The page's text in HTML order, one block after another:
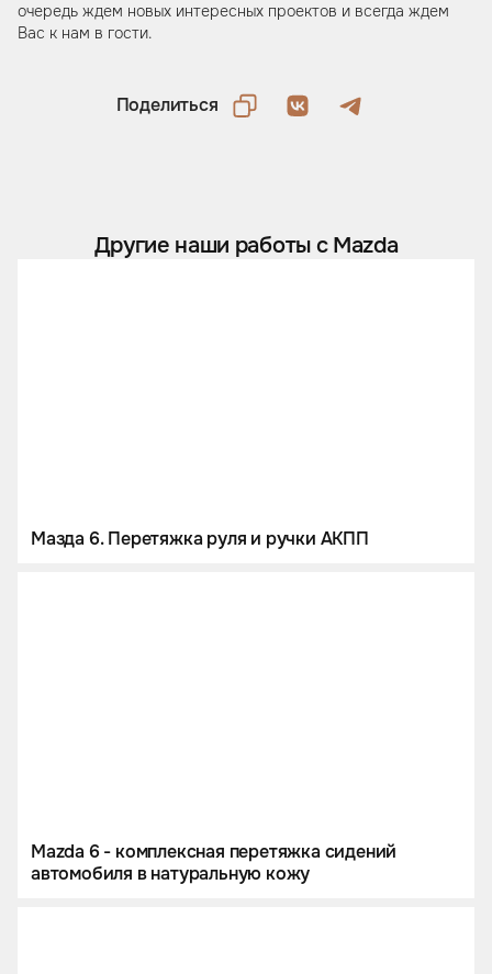
очередь ждем новых интересных проектов и всегда ждем
Вас к нам в гости.
Поделиться
Другие наши работы с Mazda
Мазда 6. Перетяжка руля и ручки АКПП
Mazda 6 - комплексная перетяжка сидений
автомобиля в натуральную кожу